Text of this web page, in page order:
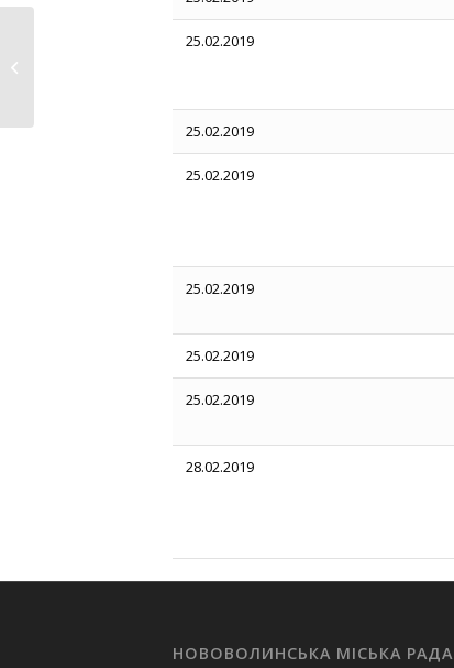
25.02.2019
25.02.2019
25.02.2019
25.02.2019
25.02.2019
25.02.2019
28.02.2019
НОВОВОЛИНСЬКА МІСЬКА РАДА